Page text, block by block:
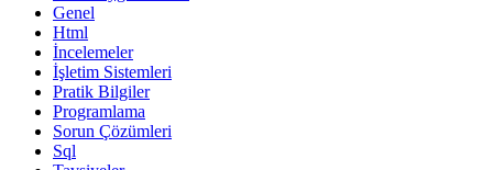
Genel
Html
İncelemeler
İşletim Sistemleri
Pratik Bilgiler
Programlama
Sorun Çözümleri
Sql